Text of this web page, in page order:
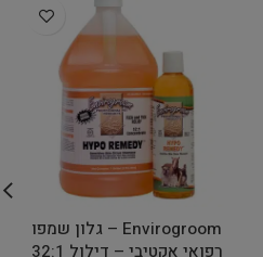
Envirogroom – גלון שמפו
רפואי אקטיבי – דילול 32:1